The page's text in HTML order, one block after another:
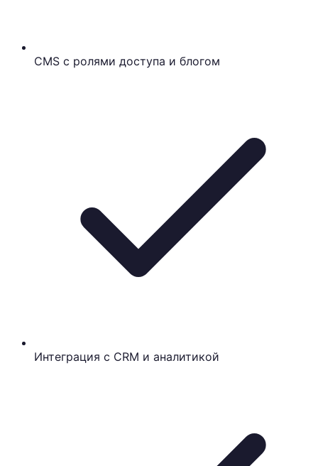
CMS с ролями доступа и блогом
Интеграция с CRM и аналитикой